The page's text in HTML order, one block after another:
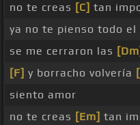
no te creas [C] tan
ya no te pienso todo el
se me cerraron las
[F] y borracho volvería
siento amor
no te creas [Em] tan